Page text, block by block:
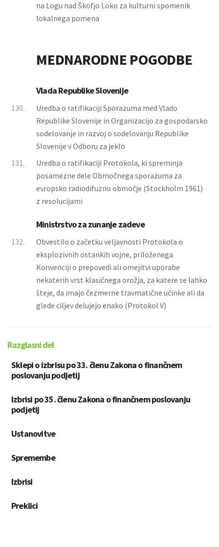
na Logu nad Škofjo Loko za kulturni spomenik
lokalnega pomena
MEDNARODNE POGODBE
Vlada Republike Slovenije
130.
Uredba o ratifikaciji Sporazuma med Vlado
Republike Slovenije in Organizacijo za gospodarsko
sodelovanje in razvoj o sodelovanju Republike
Slovenije v Odboru za jeklo
131.
Uredba o ratifikaciji Protokola, ki spreminja
posamezne dele Območnega sporazuma za
evropsko radiodifuzno območje (Stockholm 1961)
z resolucijami
Ministrstvo za zunanje zadeve
132.
Obvestilo o začetku veljavnosti Protokola o
eksplozivnih ostankih vojne, priloženega
Konvenciji o prepovedi ali omejitvi uporabe
nekaterih vrst klasičnega orožja, za katere se lahko
šteje, da imajo čezmerne travmatične učinke ali da
glede ciljev delujejo enako (Protokol V)
Razglasni del
Sklepi o izbrisu po 33. členu Zakona o finančnem
poslovanju podjetij
Izbrisi po 35. členu Zakona o finančnem poslovanju
podjetij
Ustanovitve
Spremembe
Izbrisi
Preklici